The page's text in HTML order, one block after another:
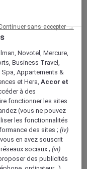
Accor+
Novotel, Mercure,
Business Travel,
Appartements &
et Hera,Accor et
à des
fonctionner les sites
(vous ne pouvez
les fonctionnalités
des sites ;(iv)
en avez souscrit
sociaux ;(vi)
des publicités
sans accepter →